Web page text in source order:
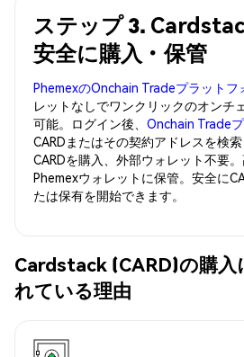
ステップ 3.
安全に購入・保管
PhemexのOnchain Tradeプラットフ
レットなしでワンクリックのオンチ
可能。ログイン後、 Onchain Trade
CARDまたはその契約アドレスを検
CARDを購入、外部ウォレット不要
Phemexウォレットに保管。安全に
たは保有を開始できます。
Cardstack (CARD)の購入
れている理由